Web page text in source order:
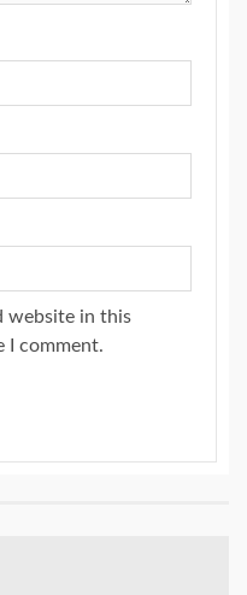
website in this
I comment.